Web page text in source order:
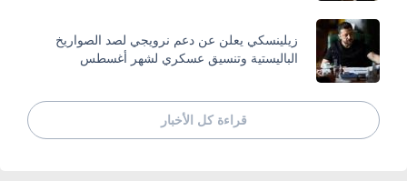
زيلينسكي يعلن عن دعم نرويجي لصد الصواريخ
الباليستية وتنسيق عسكري لشهر أغسطس
قراءة كل الأخبار